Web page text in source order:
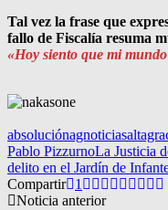
Tal vez la frase que
fallo de Fiscalía resuma
«Hoy siento que mi
absoluciónagnoticias
Pablo PizzurnoLa Justicia
delito en el Jardín de
Compartir
1
Noticia anterior